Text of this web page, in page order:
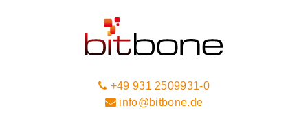
+49 931 2509931-0
info@bitbone.de